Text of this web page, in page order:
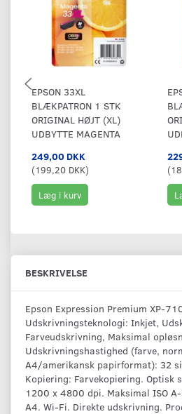
EPSON 33XL
BLÆKPATRON 1 STK
ORIGINAL HØJT (XL)
UDBYTTE MAGENTA
249,00 DKK
(199,20 DKK)
Læg i kurv
(
BESKRIVELSE
Epson Expression Premium XP-
Udskrivningsteknologi: Inkjet,
Farveudskrivning, Maksimal
Udskrivningshastighed (farve,
A4/amerikansk papirformat): 32
Kopiering: Farvekopiering. Optisk
1200 x 4800 dpi. Maksimal ISO
A4. Wi-Fi. Direkte udskrivning.